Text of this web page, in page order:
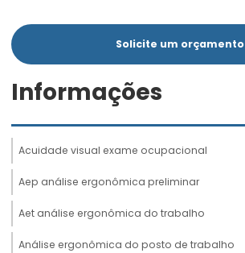
Solicite um orçamento
Informações
Acuidade visual exame ocupacional
Aep análise ergonômica preliminar
Aet análise ergonômica do trabalho
Análise ergonômica do posto de trabalho